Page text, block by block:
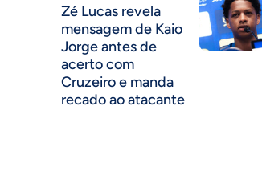
Zé Lucas revela
mensagem de Kaio
Jorge antes de
acerto com
Cruzeiro e manda
recado ao atacante